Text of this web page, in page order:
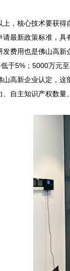
，核心技术要获得
最新政策标准，
费用也是佛山高
于5%；5000万元
高新企业认定，
自主知识产权数